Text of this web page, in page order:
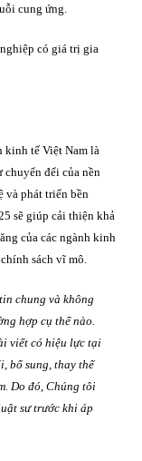
cung ứng.
có giá trị gia
kinh tế Việt Nam là
chuyển đểi của nền
và phát triển bền
sẽ giúp cải thiện khả
của các ngành kinh
sách vĩ mô.
chung và không
hợp cụ thể nào.
viết có hiệu lực tại
bổ sung, thay thế
Do đó, Chúng tôi
sư trước khi áp